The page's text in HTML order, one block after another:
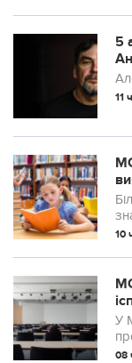
5
11
10
У
08